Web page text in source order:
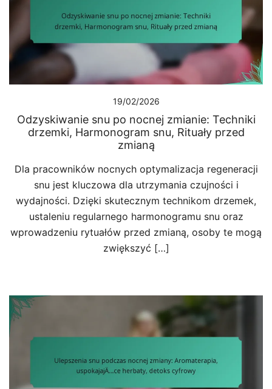
19/02/2026
Odzyskiwanie snu po nocnej zmianie: Techniki
drzemki, Harmonogram snu, Rituały przed
zmianą
Dla pracowników nocnych optymalizacja regeneracji
snu jest kluczowa dla utrzymania czujności i
wydajności. Dzięki skutecznym technikom drzemek,
ustaleniu regularnego harmonogramu snu oraz
wprowadzeniu rytuałów przed zmianą, osoby te mogą
zwiększyć […]